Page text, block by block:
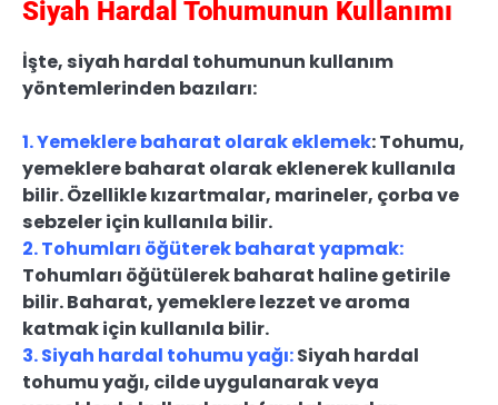
Siyah Hardal Tohumunun Kullanımı
İşte, siyah hardal tohumunun kullanım
yöntemlerinden bazıları:
1. Yemeklere baharat olarak eklemek: Tohumu,
yemeklere baharat olarak eklenerek kullanıla
bilir. Özellikle kızartmalar, marineler, çorba ve
sebzeler için kullanıla bilir.
2. Tohumları öğüterek baharat yapmak:
Tohumları öğütülerek baharat haline getirile
bilir. Baharat, yemeklere lezzet ve aroma
katmak için kullanıla bilir.
3. Siyah hardal tohumu yağı:Siyah hardal
tohumu yağı, cilde uygulanarak veya